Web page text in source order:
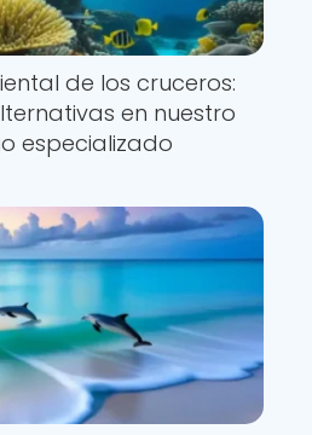
de los cruceros:
en nuestro
especializado